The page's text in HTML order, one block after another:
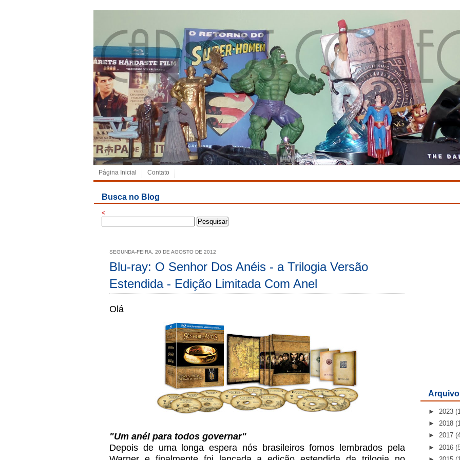
Página Inicial Contato
Busca no Blog
<
SEGUNDA-FEIRA, 20 DE AGOSTO DE 2012
Blu-ray: O Senhor Dos Anéis - a Trilogia Versão
Estendida - Edição Limitada Com Anel
Olá
"Um anél para todos governar"
Depois de uma longa espera nós brasileiros fomos lembrados pela
► 2023
► 2018
► 2017
► 2016